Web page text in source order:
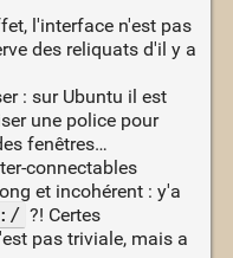
l'interface n'est pas
des reliquats d'il y a
: sur Ubuntu il est
une police pour
fenêtres…
connectables
et incohérent : y'a
?! Certes
pas triviale, mais a